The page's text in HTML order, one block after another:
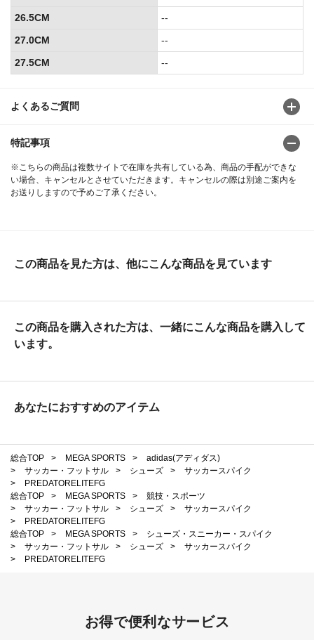
よくあるご質問
特記事項
※こちらの商品は複数サイトで在庫を共有している為、商品の手配ができな
い場合、キャンセルとさせていただきます。キャンセルの際は別途ご案内を
お送りしますので予めご了承ください。
26.5CM
--
27.0CM
--
27.5CM
--
この商品を見た方は、他にこんな商品を見ています
この商品を購入された方は、一緒にこんな商品を購入して
います。
あなたにおすすめのアイテム
総合TOP > MEGA SPORTS >
adidas(アディダス)
>
サッカー・フットサル > シューズ >
サッカースパイク
>
PREDATORELITEFG
総合TOP
> MEGA SPORTS >
競技・スポーツ
>
サッカー・フットサル > シューズ >
サッカースパイク
>
PREDATORELITEFG
総合TOP
> MEGA SPORTS >
シューズ・スニーカー・スパイク
>
サッカー・フットサル > シューズ >
サッカースパイク
>
PREDATORELITEFG
お得で便利なサービス